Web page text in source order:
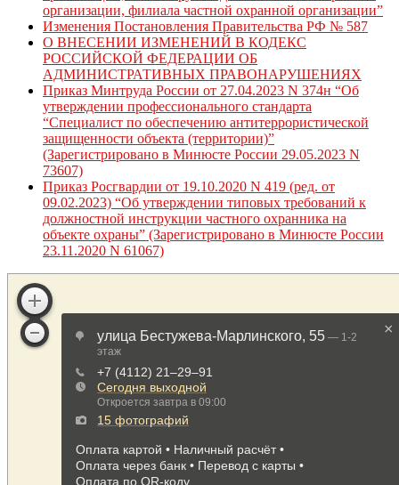
организации, филиала частной охранной организации”
Изменения Постановления Правительства РФ № 587
О ВНЕСЕНИИ ИЗМЕНЕНИЙ В КОДЕКС
РОССИЙСКОЙ ФЕДЕРАЦИИ ОБ
АДМИНИСТРАТИВНЫХ ПРАВОНАРУШЕНИЯХ
Приказ Минтруда России от 27.04.2023 N 374н “Об
утверждении профессионального стандарта
“Специалист по обеспечению антитеррористической
защищенности объекта (территории)”
(Зарегистрировано в Минюсте России 29.05.2023 N
73607)
Приказ Росгвардии от 19.10.2020 N 419 (ред. от
09.02.2023) “Об утверждении типовых требований к
должностной инструкции частного охранника на
объекте охраны” (Зарегистрировано в Минюсте России
23.11.2020 N 61067)